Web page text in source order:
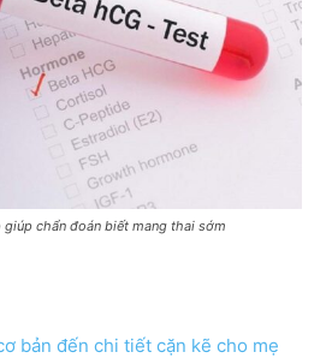
chẩn đoán biết mang thai sớm
bản đến chi tiết cặn kẽ cho mẹ